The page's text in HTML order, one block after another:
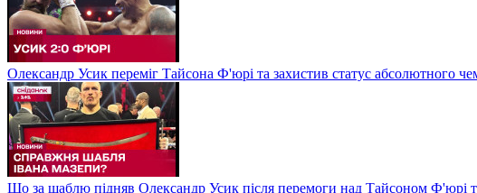
Олександр Усик переміг Тайсона Ф'юрі та захистив статус абсолютного
Що за шаблю підняв Олександр Усик після перемоги над Тайсоном Ф'юрі